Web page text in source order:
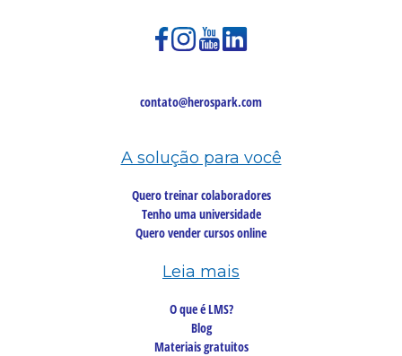
contato@herospark.com
A solução para você
Quero treinar colaboradores
Tenho uma universidade
Quero vender cursos online
Leia mais
O que é LMS?
Blog
Materiais gratuitos